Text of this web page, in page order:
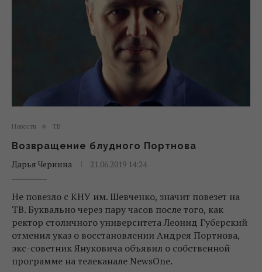
Новости ТВ
Возвращение блудного Портнова
Дарья Чернина
21.06.2019 14:24
Не повезло с КНУ им. Шевченко, значит повезет на
ТВ. Буквально через пару часов после того, как
ректор столичного университета Леонид Губерский
отменил указ о восстановлении Андрея Портнова,
экс-советник Януковича объявил о собственной
программе на телеканале NewsOne.